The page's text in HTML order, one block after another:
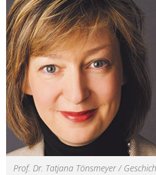
Prof. Dr. Tatjana Tönsmeyer /